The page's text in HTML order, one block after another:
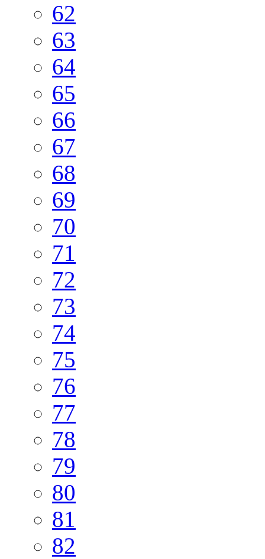
62
63
64
65
66
67
68
69
70
71
72
73
74
75
76
77
78
79
80
81
82